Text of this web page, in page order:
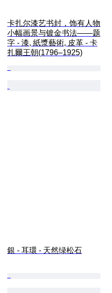
卡扎尔漆艺书封，饰有人物
小幅画景与镀金书法——题
字 - 漆, 紙漿藝術, 皮革 - 卡
扎爾王朝(1796–1925)
銀 - 耳環 - 天然绿松石